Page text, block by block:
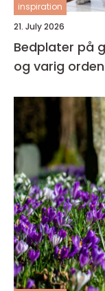
inspiration
21. July 2026
Bedplater på
og varig orden